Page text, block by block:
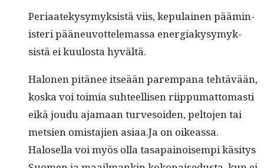
Peri­aatekysymyk­sistä viis, kepu­lainen päämin­
is­teri pääneu­vot­tele­mas­sa ener­giakysymyk­
sistä ei kuu­losta hyvältä.
Halo­nen pitänee itseään parem­pana tehtävään,
kos­ka voi toimia suh­teel­lisen riip­pumat­tomasti
eikä joudu aja­maan turvesoiden, pel­to­jen tai
met­sien omis­ta­jien asiaa.Ja on oike­as­sa.
Halosel­la voi myös olla tas­apain­oisem­pi käsi­tys